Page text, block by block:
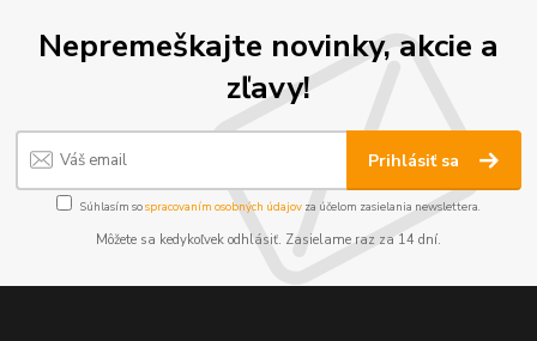
Nepremeškajte novinky, akcie a
zľavy!
Prihlásiť sa
Súhlasím sospracovaním osobných údajov za účelom zasielania newslettera.
Môžete sa kedykoľvek odhlásiť. Zasielame raz za 14 dní.